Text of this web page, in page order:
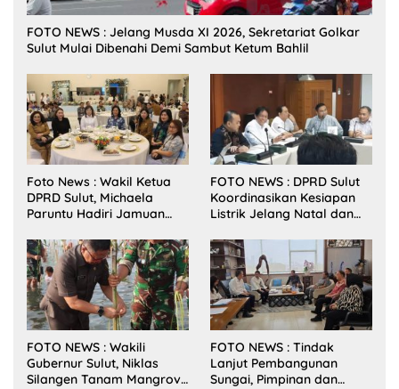
FOTO NEWS : Jelang Musda XI 2026, Sekretariat Golkar
Sulut Mulai Dibenahi Demi Sambut Ketum Bahlil
Foto News : Wakil Ketua
DPRD Sulut, Michaela
Paruntu Hadiri Jamuan
Sulut Bersama Wamenkes
RI
FOTO NEWS : DPRD Sulut
Koordinasikan Kesiapan
Listrik Jelang Natal dan
FOTO NEWS : Wakili
Gubernur Sulut, Niklas
Silangen Tanam Mangrove
FOTO NEWS : Tindak
Lanjut Pembangunan
Sungai, Pimpinan dan